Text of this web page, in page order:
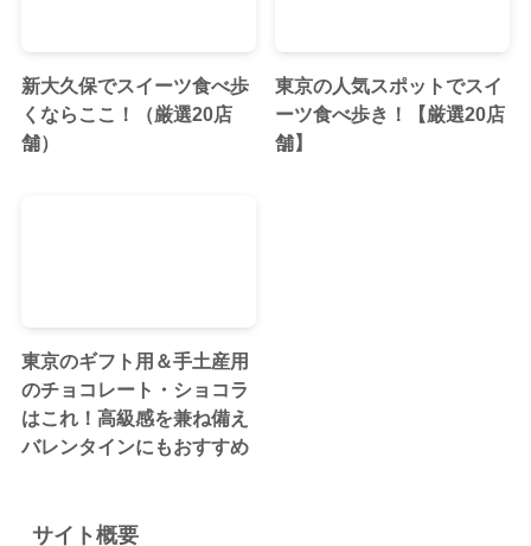
新大久保でスイーツ食べ歩
くならここ！（厳選20店
舗）
東京の人気スポットでスイ
ーツ食べ歩き！【厳選20店
舗】
東京のギフト用＆手土産用
のチョコレート・ショコラ
はこれ！高級感を兼ね備え
バレンタインにもおすすめ
サイト概要